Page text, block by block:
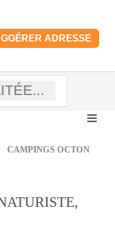
ADRESSE
CAMPINGS OCTON